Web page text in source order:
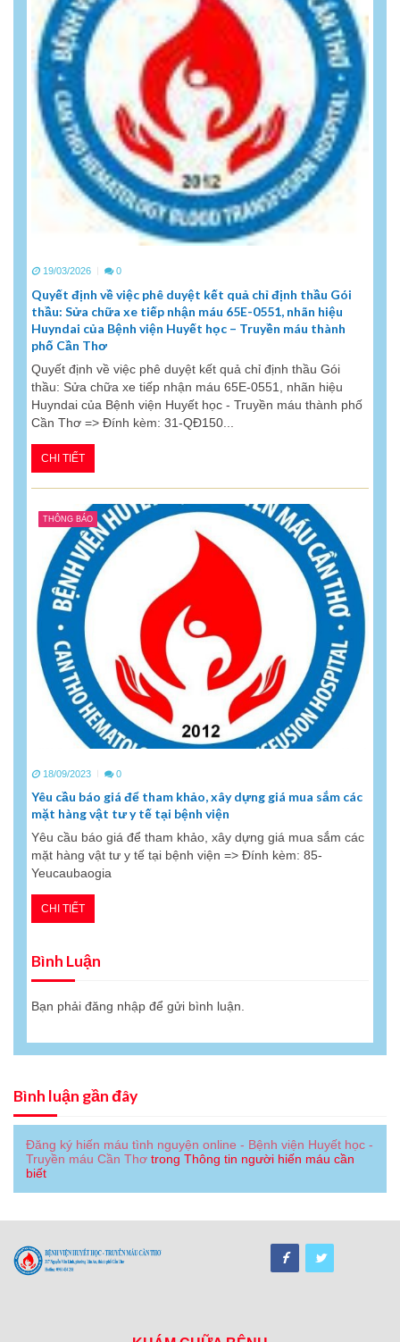
19/03/2026 0
Quyết định về việc phê duyệt kết quả chỉ định thầu Gói
thầu: Sửa chữa xe tiếp nhận máu 65E-0551, nhãn hiệu
Huyndai của Bệnh viện Huyết học – Truyền máu thành
phố Cần Thơ
Quyết định về việc phê duyệt kết quả chỉ định thầu Gói
thầu: Sửa chữa xe tiếp nhận máu 65E-0551, nhãn hiệu
Huyndai của Bệnh viện Huyết học - Truyền máu thành phố
Cần Thơ => Đính kèm: 31-QĐ150...
CHI TIẾT
THÔNG BÁO
18/09/2023 0
Yêu cầu báo giá để tham khảo, xây dựng giá mua sắm các
mặt hàng vật tư y tế tại bệnh viện
Yêu cầu báo giá để tham khảo, xây dựng giá mua sắm các
mặt hàng vật tư y tế tại bệnh viện => Đính kèm: 85-
Yeucaubaogia
CHI TIẾT
Bình Luận
Bạn phải đăng nhập để gửi bình luận.
Bình luận gần đây
Đăng ký hiến máu tình nguyện online - Bệnh viện Huyết học -
Truyền máu Cần Thơ trong Thông tin người hiến máu cần
biết